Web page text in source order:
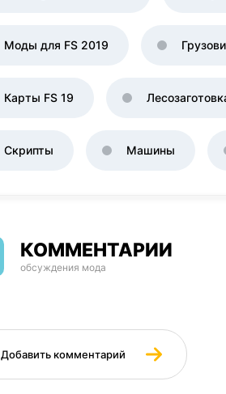
Моды для FS 2019
Карты FS 19
Скрипты Машины
КОММЕНТАРИИ
обсуждения мода
Добавить комментарий